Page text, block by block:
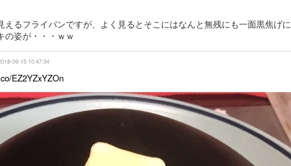
えるフライパンですが、よく見るとそこにはなんと無残にも一面黒焦げに
の姿が・・・ｗｗ
EZ2YZxYZOn
09-15 10:47:34